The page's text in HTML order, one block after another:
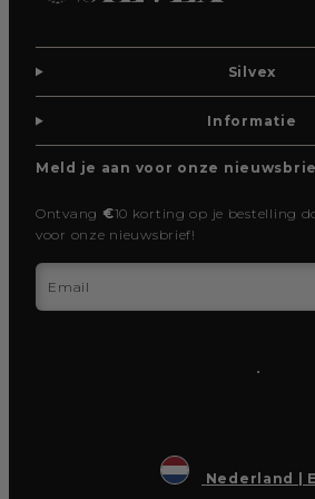
Silvex
Informatie
Meld je aan voor onze
Ontvang €10 korting op je bestelling
voor onze nieuwsbrief!
Email
Nederland |